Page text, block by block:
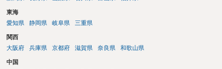
東海
愛知県
静岡県 岐阜県 三重県
関西
大阪府
兵庫県 京都府 滋賀県 奈良県 和歌山県
中国